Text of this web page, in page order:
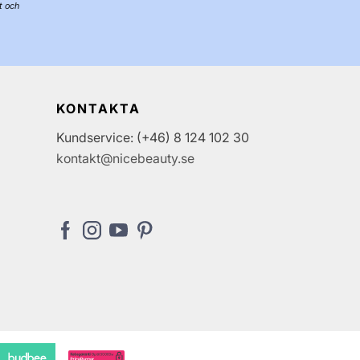
och
KONTAKTA
Kundservice: (+46) 8 124 102 30
kontakt@nicebeauty.se